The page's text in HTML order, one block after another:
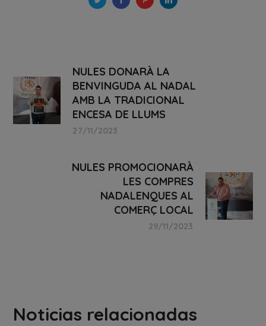
NULES DONARÀ LA
BENVINGUDA AL NADAL
AMB LA TRADICIONAL
ENCESA DE LLUMS
27/11/2023
NULES PROMOCIONARÀ
LES COMPRES
NADALENQUES AL
COMERÇ LOCAL
29/11/2023
Noticias relacionadas